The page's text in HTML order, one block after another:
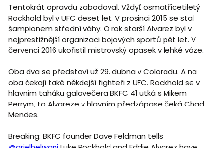
Tentokrát opravdu zabodoval. Vždyť osmatřicetiletý
Rockhold byl v UFC deset let. V prosinci 2015 se stal
šampionem střední váhy. O rok starší Alvarez byl v
nejprestižnější organizaci bojových sportů pět let. V
červenci 2016 ukořistil mistrovský opasek v lehké váze.
Oba dva se představí už 29. dubna v Coloradu. A na
oba čekají také někdejší fighteři z UFC. Rockhold se v
hlavním taháku galavečera BKFC 41 utká s Mikem
Perrym, to Alvareze v hlavním předzápase čeká Chad
Mendes.
Breaking: BKFC founder Dave Feldman tells